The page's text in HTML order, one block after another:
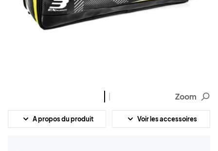
Zoom
A propos du produit Voir les accessoires